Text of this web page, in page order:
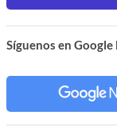
Síguenos en Google